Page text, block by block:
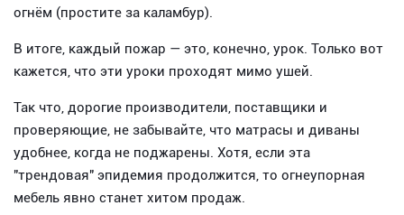
огнём (простите за каламбур).
В итоге, каждый пожар — это, конечно, урок. Только вот
кажется, что эти уроки проходят мимо ушей.
Так что, дорогие производители, поставщики и
проверяющие, не забывайте, что матрасы и диваны
удобнее, когда не поджарены. Хотя, если эта
"трендовая" эпидемия продолжится, то огнеупорная
мебель явно станет хитом продаж.